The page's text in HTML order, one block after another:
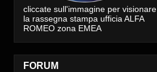
cliccate sull'immagine per visionare
la rassegna stampa ufficia ALFA
ROMEO zona EMEA
FORUM